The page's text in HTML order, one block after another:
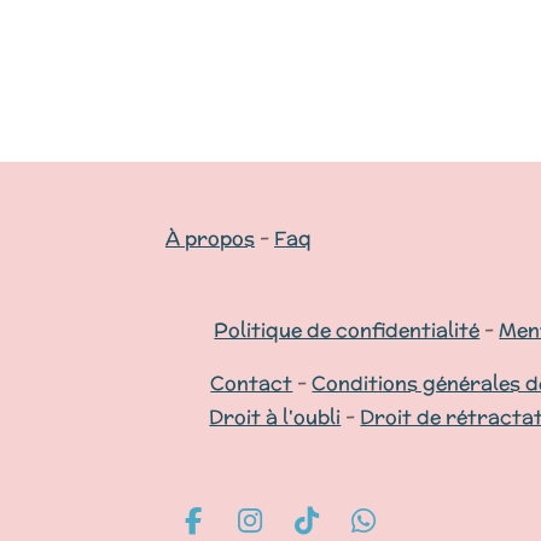
À propos - Faq
Politique de confidentialité -
Contact -Conditions générales
Droit à l'oubli - Droit de
F I T W